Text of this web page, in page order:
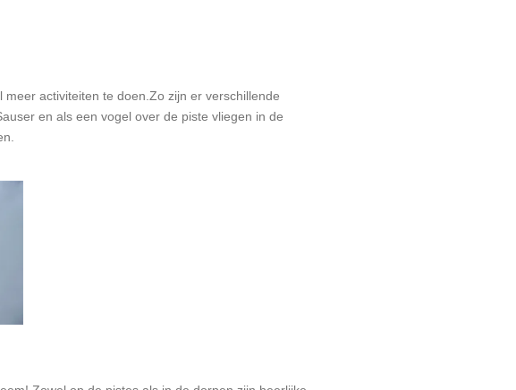
activiteiten te doen.Zo zijn er verschillende
en als een vogel over de piste vliegen in de